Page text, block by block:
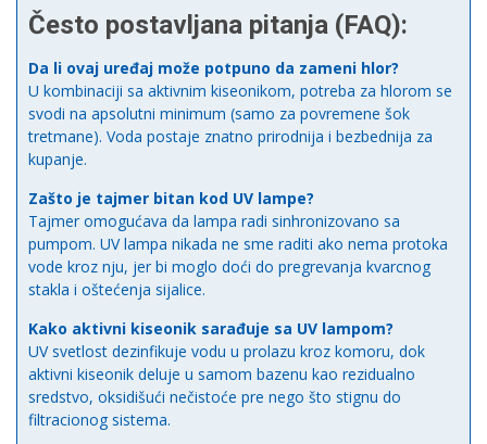
Često postavljana pitanja (FAQ):
Da li ovaj uređaj može potpuno da zameni hlor?
U kombinaciji sa aktivnim kiseonikom, potreba za hlorom se
svodi na apsolutni minimum (samo za povremene šok
tretmane). Voda postaje znatno prirodnija i bezbednija za
kupanje.
Zašto je tajmer bitan kod UV lampe?
Tajmer omogućava da lampa radi sinhronizovano sa
pumpom. UV lampa nikada ne sme raditi ako nema protoka
vode kroz nju, jer bi moglo doći do pregrevanja kvarcnog
stakla i oštećenja sijalice.
Kako aktivni kiseonik sarađuje sa UV lampom?
UV svetlost dezinfikuje vodu u prolazu kroz komoru, dok
aktivni kiseonik deluje u samom bazenu kao rezidualno
sredstvo, oksidišući nečistoće pre nego što stignu do
filtracionog sistema.